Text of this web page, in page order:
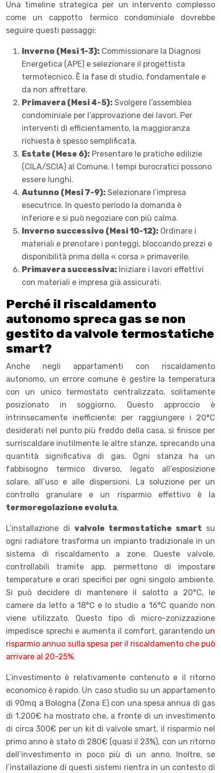
Una timeline strategica per un intervento complesso
come un cappotto termico condominiale dovrebbe
seguire questi passaggi:
Inverno (Mesi 1-3): Commissionare la Diagnosi
Energetica (APE) e selezionare il progettista
termotecnico. È la fase di studio, fondamentale e
da non affrettare.
Primavera (Mesi 4-5): Svolgere l’assemblea
condominiale per l’approvazione dei lavori. Per
interventi di efficientamento, la maggioranza
richiesta è spesso semplificata.
Estate (Mese 6): Presentare le pratiche edilizie
(CILA/SCIA) al Comune. I tempi burocratici possono
essere lunghi.
Autunno (Mesi 7-9): Selezionare l’impresa
esecutrice. In questo periodo la domanda è
inferiore e si può negoziare con più calma.
Inverno successivo (Mesi 10-12): Ordinare i
materiali e prenotare i ponteggi, bloccando prezzi e
disponibilità prima della « corsa » primaverile.
Primavera successiva: Iniziare i lavori effettivi
con materiali e impresa già assicurati.
Perché il riscaldamento
autonomo spreca gas se non
gestito da valvole termostatiche
smart?
Anche negli appartamenti con riscaldamento
autonomo, un errore comune è gestire la temperatura
con un unico termostato centralizzato, solitamente
posizionato in soggiorno. Questo approccio è
intrinsecamente inefficiente: per raggiungere i 20°C
desiderati nel punto più freddo della casa, si finisce per
surriscaldare inutilmente le altre stanze, sprecando una
quantità significativa di gas. Ogni stanza ha un
fabbisogno termico diverso, legato all’esposizione
solare, all’uso e alle dispersioni. La soluzione per un
controllo granulare e un risparmio effettivo è la
termoregolazione evoluta.
L’installazione di valvole termostatiche smart su
ogni radiatore trasforma un impianto tradizionale in un
sistema di riscaldamento a zone. Queste valvole,
controllabili tramite app, permettono di impostare
temperature e orari specifici per ogni singolo ambiente.
Si può decidere di mantenere il salotto a 20°C, le
camere da letto a 18°C e lo studio a 16°C quando non
viene utilizzato. Questo tipo di micro-zonizzazione
impedisce sprechi e aumenta il comfort, garantendo un
risparmio annuo sulla spesa per il riscaldamento che può
arrivare al 20-25%.
L’investimento è relativamente contenuto e il ritorno
economico è rapido. Un caso studio su un appartamento
di 90mq a Bologna (Zona E) con una spesa annua di gas
di 1.200€ ha mostrato che, a fronte di un investimento
di circa 300€ per un kit di valvole smart, il risparmio nel
primo anno è stato di 280€ (quasi il 23%), con un ritorno
dell’investimento in poco più di un anno. Inoltre, se
l’installazione di questi sistemi rientra in un contesto di